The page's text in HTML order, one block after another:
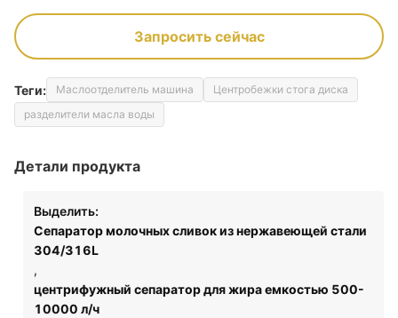
Запросить сейчас
Теги: Маслоотделитель машина
Центробежки стога диска
разделители масла воды
Детали продукта
Выделить:
Сепаратор молочных сливок из нержавеющей стали
304/316L
,
центрифужный сепаратор для жира емкостью 500-
10000 л/ч